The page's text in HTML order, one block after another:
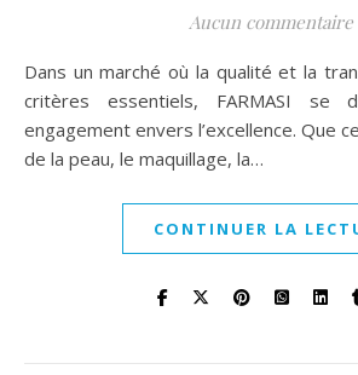
Aucun commentaire
Dans un marché où la qualité et la transparence sont des
critères essentiels, FARMASI se
engagement envers l’excellence. Que
de la peau, le maquillage, la…
CONTINUER LA